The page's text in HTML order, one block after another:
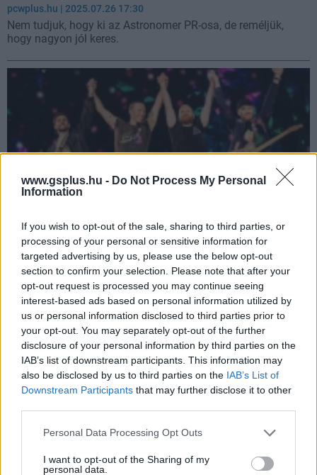
www.gsplus.hu - Do Not Process My Personal
Information
If you wish to opt-out of the sale, sharing to third parties, or
processing of your personal or sensitive information for
targeted advertising by us, please use the below opt-out
section to confirm your selection. Please note that after your
opt-out request is processed you may continue seeing
interest-based ads based on personal information utilized by
us or personal information disclosed to third parties prior to
your opt-out. You may separately opt-out of the further
disclosure of your personal information by third parties on the
IAB’s list of downstream participants. This information may
also be disclosed by us to third parties on the IAB’s List of
Downstream Participants that may further disclose it to other
Please note that this website/app uses one or more Google
not limited to your visit or usage behaviour. You may click to
Personal Data Processing Opt Outs
I want to opt-out of the Sharing of my
personal data.
pcwplus.hu | 2025.07.26 17:30
Nem tudjuk, hogy ki az Astronomer PR-osa, de reméljük,
hogy nagyon jól keres.
A techvezető viszonyát a Coldplay koncert
csókkamerája buktatta le
pcwplus.hu| 2025.07.18 18:05
Az Astronomer vezérigazgatója, Andy Byron valószínűleg
már bánja, hogy nem a feleségével ment el a Coldplay
koncertjére, hanem az egyik beosztottjával.